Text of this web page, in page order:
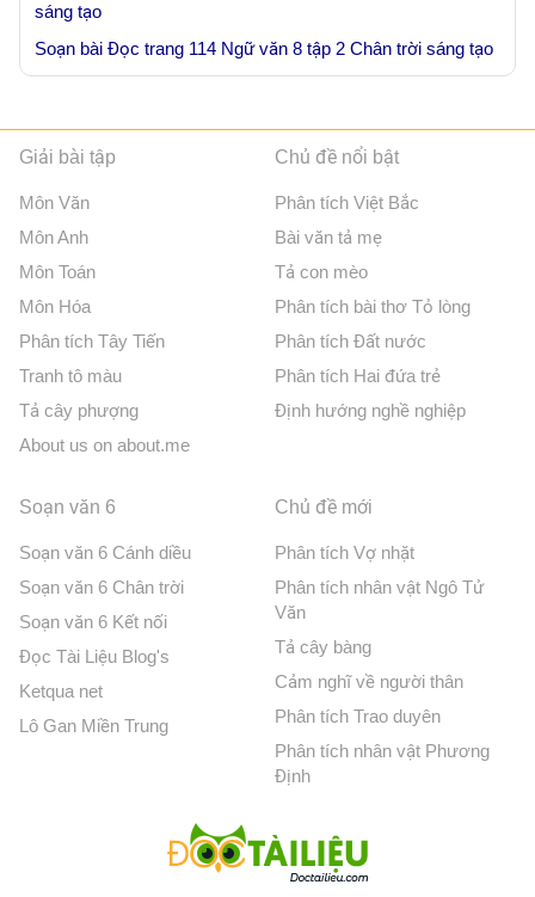
sáng tạo
Soạn bài Đọc trang 114 Ngữ văn 8 tập 2 Chân trời sáng tạo
Giải bài tập
Môn Văn
Môn Anh
Môn Toán
Môn Hóa
Phân tích Tây Tiến
Tranh tô màu
Tả cây phượng
About us on about.me
Chủ đề nổi bật
Phân tích Việt Bắc
Bài văn tả mẹ
Tả con mèo
Phân tích bài thơ Tỏ lòng
Phân tích Đất nước
Phân tích Hai đứa trẻ
Định hướng nghề nghiệp
Soạn văn 6
Soạn văn 6 Cánh diều
Soạn văn 6 Chân trời
Soạn văn 6 Kết nối
Đọc Tài Liệu Blog's
Ketqua net
Lô Gan Miền Trung
Chủ đề mới
Phân tích Vợ nhặt
Phân tích nhân vật Ngô Tử
Văn
Tả cây bàng
Cảm nghĩ về người thân
Phân tích Trao duyên
Phân tích nhân vật Phương
Định